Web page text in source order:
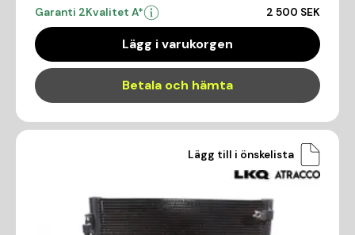
Garanti 2Kvalitet A* 2 500 SEK
Lägg i varukorgen
Betala och hämta
Lägg till i önskelista